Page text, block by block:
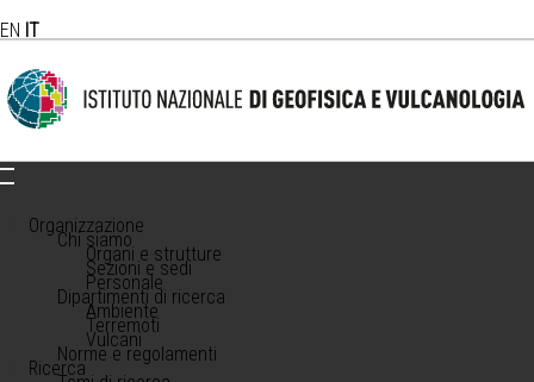
EN IT
Organizzazione
Chi siamo
Organi e strutture
Sezioni e sedi
Personale
Dipartimenti di ricerca
Ambiente
Terremoti
Vulcani
Norme e regolamenti
Ricerca